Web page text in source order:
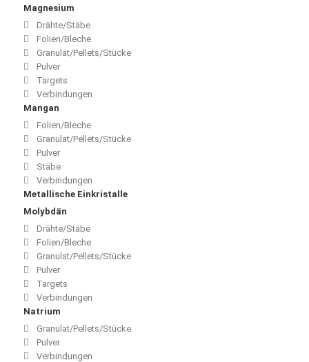
Magnesium
Drähte/Stäbe
Folien/Bleche
Granulat/Pellets/Stücke
Pulver
Targets
Verbindungen
Mangan
Folien/Bleche
Granulat/Pellets/Stücke
Pulver
Stäbe
Verbindungen
Metallische Einkristalle
Molybdän
Drähte/Stäbe
Folien/Bleche
Granulat/Pellets/Stücke
Pulver
Targets
Verbindungen
Natrium
Granulat/Pellets/Stücke
Pulver
Verbindungen